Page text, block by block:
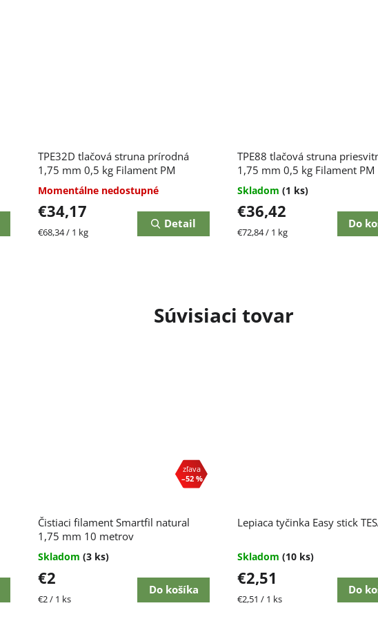
Súvisiaci tovar
–52 %
Čistiaci filament Smartfil natural
1,75 mm 10 metrov
Skladom (3 ks)
€2
Jednotková
€2 / 1 ks
Do košíka
Lepiaca tyčinka Easy stick
Skladom (10 ks)
€2,51
Jednotková
€2,51 / 1 ks
Do
TPE32D tlačová struna prírodná
1,75 mm 0,5 kg Filament PM
Momentálne nedostupné
€34,17
Jednotková
€68,34 / 1 kg
Detail
TPE88 tlačová struna
1,75 mm 0,5 kg Filament PM
Skladom (1 ks)
€36,42
Jednotková
€72,84 / 1 kg
Do